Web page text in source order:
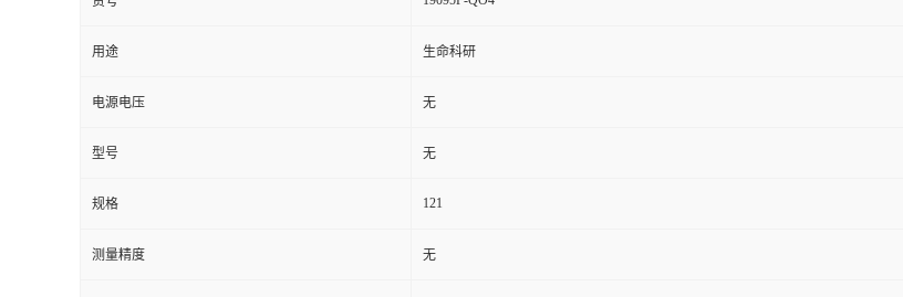
用途 生命科研
电源电压 无
型号 无
规格 121
测量精度 无